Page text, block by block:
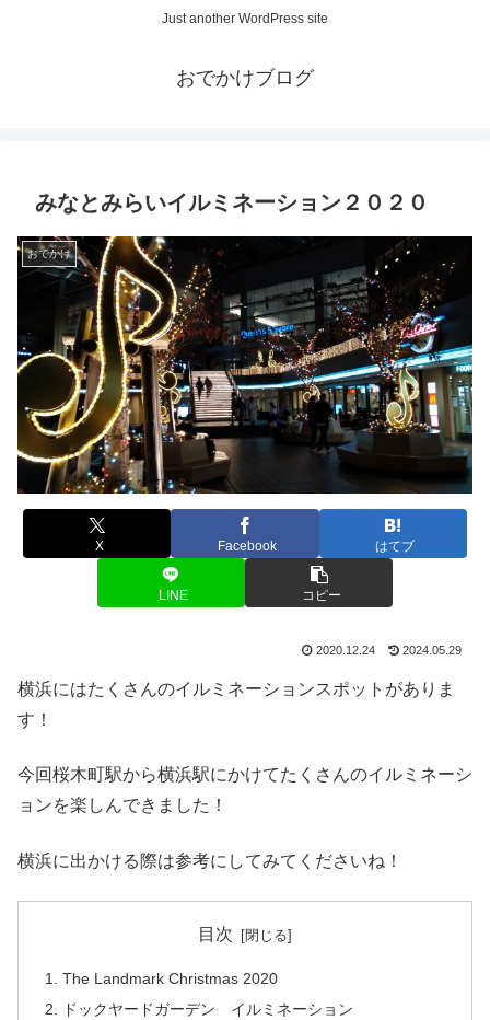
Just another WordPress site
おでかけブログ
みなとみらいイルミネーション２０２０
おでかけ
X Facebook はてブ
LINE コピー
2020.12.24 2024.05.29
横浜にはたくさんのイルミネーションスポットがありま
す！
今回桜木町駅から横浜駅にかけてたくさんのイルミネーシ
ョンを楽しんできました！
横浜に出かける際は参考にしてみてくださいね！
目次
The Landmark Christmas 2020
ドックヤードガーデン イルミネーション